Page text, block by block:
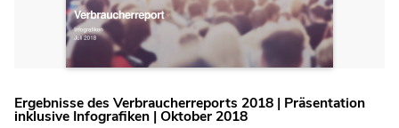
Ergebnisse des Verbraucherreports 2018 | Präsentation
inklusive Infografiken | Oktober 2018